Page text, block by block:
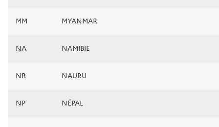
MM MYANMAR
NA NAMIBIE
NR NAURU
NP NÉPAL